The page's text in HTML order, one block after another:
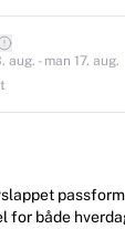
- man 17. aug.
for både